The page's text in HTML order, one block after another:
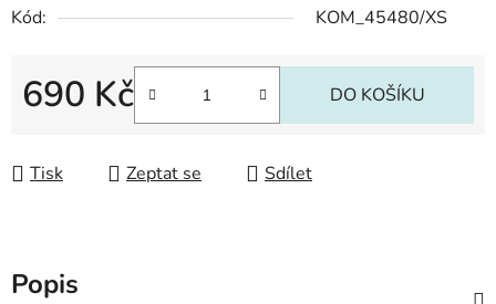
Kód:
KOM_45480/XS
690 Kč DO KOŠÍKU
Tisk Zeptat se Sdílet
Popis